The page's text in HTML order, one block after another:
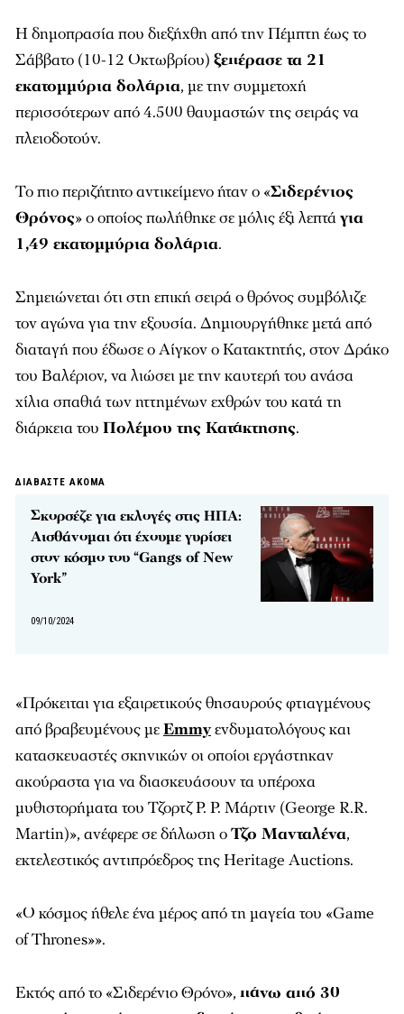
Η δημοπρασία που διεξήχθη από την Πέμπτη έως το
Σάββατο (10-12 Οκτωβρίου) ξεπέρασε τα 21
εκατομμύρια δολάρια, με την συμμετοχή
περισσότερων από 4.500 θαυμαστών της σειράς να
πλειοδοτούν.
Το πιο περιζήτητο αντικείμενο ήταν ο «Σιδερένιος
Θρόνος» ο οποίος πωλήθηκε σε μόλις έξι λεπτάγια
1,49 εκατομμύρια δολάρια.
Σημειώνεται ότι στη επική σειρά ο θρόνος συμβόλιζε
τον αγώνα για την εξουσία. Δημιουργήθηκε μετά από
διαταγή που έδωσε ο Αίγκον ο Κατακτητής, στον Δράκο
του Βαλέριον, να λιώσει με την καυτερή του ανάσα
χίλια σπαθιά των ηττημένων εχθρών του κατά τη
διάρκεια του Πολέμου της Κατάκτησης.
ΔΙΑΒΑΣΤΕ ΑΚΟΜΑ
Σκορσέζε για εκλογές στις ΗΠΑ:
Αισθάνομαι ότι έχουμε γυρίσει
στον κόσμο του “Gangs of New
York”
09/10/2024
«Πρόκειται για εξαιρετικούς θησαυρούς φτιαγμένους
από βραβευμένους μεEmmyενδυματολόγους και
κατασκευαστές σκηνικών οι οποίοι εργάστηκαν
ακούραστα για να διασκευάσουν τα υπέροχα
μυθιστορήματα του Τζορτζ Ρ. Ρ. Μάρτιν (George R.R.
Martin)», ανέφερε σε δήλωση οΤζο Μανταλένα,
εκτελεστικός αντιπρόεδρος της Heritage Auctions.
«Ο κόσμος ήθελε ένα μέρος από τη μαγεία του «Game
of Thrones»».
Εκτός από το «Σιδερένιο Θρόνο», πάνω από 30